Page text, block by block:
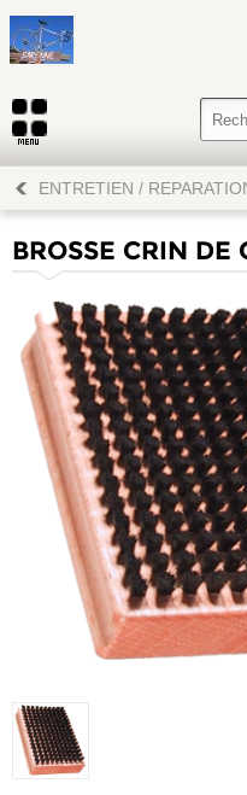
ENTRETIEN /
BROSSE CRIN DE